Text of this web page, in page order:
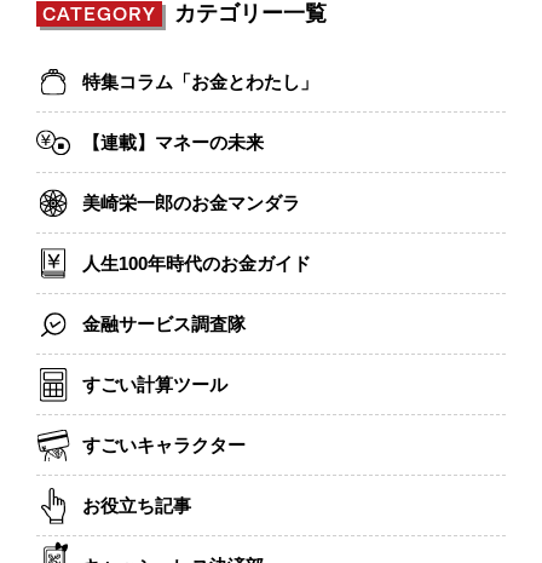
CATEGORY カテゴリー一覧
特集コラム「お金とわたし」
【連載】マネーの未来
美崎栄一郎のお金マンダラ
人生100年時代のお金ガイド
金融サービス調査隊
すごい計算ツール
すごいキャラクター
お役立ち記事